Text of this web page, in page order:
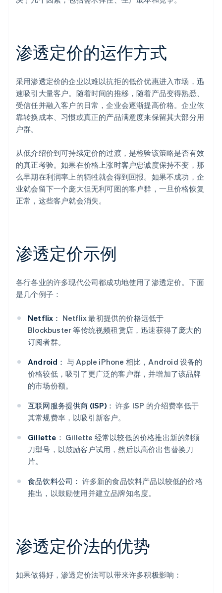
渗透定价的运作方式
采用渗透定价的企业以难以抗拒的低价优惠进入市场，迅
速吸引大量客户。随着时间的推移，随着产品变得熟悉、
受信任并融入客户的日常，企业会逐渐提高价格。企业依
靠转换成本、习惯或真正的产品满意度来保留其大部分用
户群。
从低介绍价到可持续定价的过渡，是检验该策略是否有效
的真正考验。如果在价格上涨时客户忠诚度保持不变，那
么早期在利润率上的牺牲就会得到回报。如果不成功，企
业就会留下一个庞大但无利可图的客户群，一旦价格恢复
正常，这些客户就会消失。
渗透定价示例
各行各业的许多现代公司都成功地使用了渗透定价。下面
是几个例子：
Netflix： Netflix 最初提供的价格远低于
Blockbuster 等传统视频租赁店，迅速获得了庞大的
订阅者群。
Android： 与 Apple iPhone 相比，Android 设备的
价格较低，吸引了更广泛的客户群，并增加了该品牌
的市场份额。
互联网服务提供商 (ISP)： 许多 ISP 的介绍费率低于
其常规费率，以吸引新客户。
Gillette： Gillette 经常以较低的价格推出新的剃须
刀型号，以鼓励客户试用，然后以高价出售替换刀
片。
食品饮料公司： 许多新的食品饮料产品以较低的价格
推出，以鼓励使用并建立品牌知名度。
渗透定价法的优势
如果做得好，渗透定价法可以带来许多积极影响：